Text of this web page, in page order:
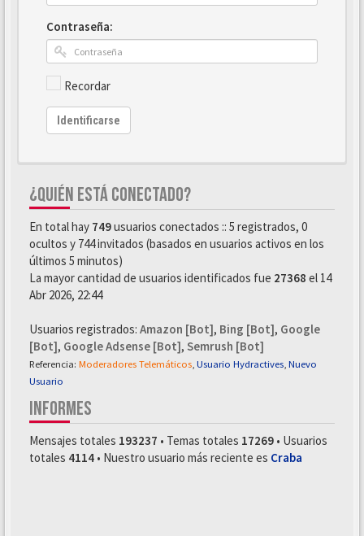
Contraseña:
Recordar
Identificarse
¿QUIÉN ESTÁ CONECTADO?
En total hay 749usuarios conectados :: 5 registrados, 0
ocultos y 744 invitados (basados en usuarios activos en los
últimos 5 minutos)
La mayor cantidad de usuarios identificados fue 27368 el 14
Abr 2026, 22:44
Usuarios registrados: Amazon [Bot], Bing [Bot], Google
[Bot], Google Adsense [Bot], Semrush [Bot]
Referencia: Moderadores Telemáticos Usuario Hydractives Nuevo
Usuario
INFORMES
Mensajes totales 193237 • Temas totales 17269 • Usuarios
totales 4114 • Nuestro usuario más reciente es Craba